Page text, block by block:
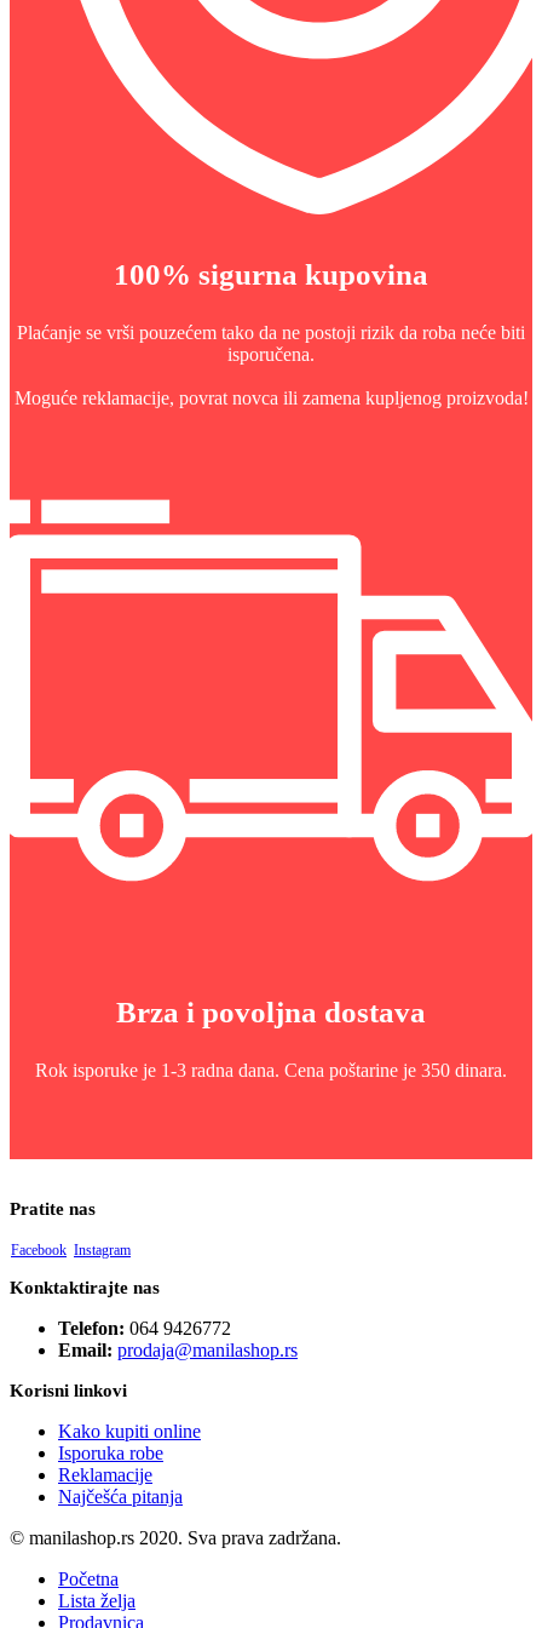
100% sigurna kupovina
Plaćanje se vrši pouzećem tako da ne postoji rizik da roba neće biti
isporučena.
Moguće reklamacije, povrat novca ili zamena kupljenog proizvoda!
Brza i povoljna dostava
Rok isporuke je 1-3 radna dana. Cena poštarine je 350 dinara.
Pratite nas
Facebook Instagram
Konktaktirajte nas
Telefon: 064 9426772
Email: prodaja@manilashop.rs
Korisni linkovi
Kako kupiti online
Isporuka robe
Reklamacije
Najčešća pitanja
© manilashop.rs 2020. Sva prava zadržana.
Početna
Lista želja
Prodavnica